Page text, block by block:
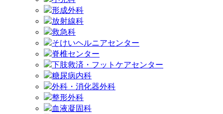
形成外科
放射線科
救急科
そけいヘルニアセンター
脊椎センター
下肢救済・フットケアセンター
糖尿病内科
外科・消化器外科
整形外科
血液凝固科